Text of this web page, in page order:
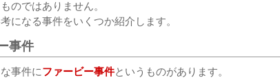
のではありません。
になる事件をいくつか紹介します。
事件
事件にファービー事件というものがあります。